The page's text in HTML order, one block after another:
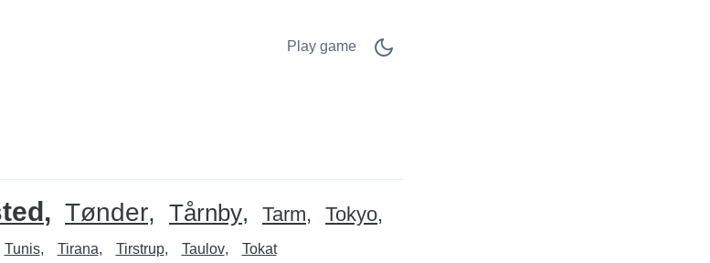
Play game
Tønder Tårnby Tarm
Tokyo
Tunis Tirana Tirstrup Taulov Tokat